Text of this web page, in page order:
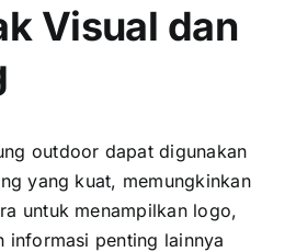
Visual dаn
outdoor dараt digunakan
уаng kuat, memungkinkan
untuk menampilkan logo,
informasi penting lаіnnуа